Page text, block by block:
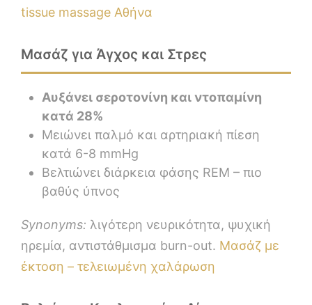
tissue massage Αθήνα
Μασάζ για Άγχος και Στρες
Αυξάνει σερoτονίνη και ντοπαμίνη
κατά 28%
Μειώνει παλμό και αρτηριακή πίεση
κατά 6-8 mmHg
Βελτιώνει διάρκεια φάσης REM – πιο
βαθύς ύπνος
Synonyms: λιγότερη νευρικότητα, ψυχική
ηρεμία, αντιστάθμισμα burn-out. Μασάζ με
έκτοση – τελειωμένη χαλάρωση